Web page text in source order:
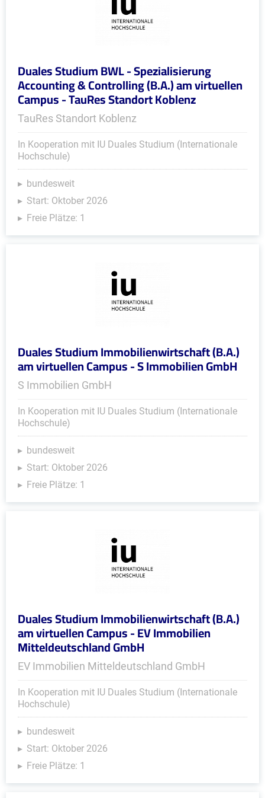
Duales Studium BWL - Spezialisierung
Accounting & Controlling (B.A.) am virtuellen
Campus - TauRes Standort Koblenz
TauRes Standort Koblenz
In Kooperation mit IU Duales Studium (Internationale
Hochschule)
bundesweit
Start: Oktober 2026
Freie Plätze: 1
Duales Studium Immobilienwirtschaft (B.A.)
am virtuellen Campus - S Immobilien GmbH
S Immobilien GmbH
In Kooperation mit IU Duales Studium (Internationale
Hochschule)
bundesweit
Start: Oktober 2026
Freie Plätze: 1
Duales Studium Immobilienwirtschaft (B.A.)
am virtuellen Campus - EV Immobilien
Mitteldeutschland GmbH
EV Immobilien Mitteldeutschland GmbH
In Kooperation mit IU Duales Studium (Internationale
Hochschule)
bundesweit
Start: Oktober 2026
Freie Plätze: 1